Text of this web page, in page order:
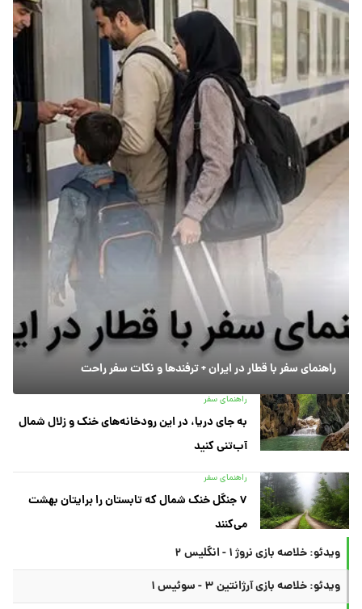
راهنمای سفر با قطار در ایران + ترفندها و نکات سفر راحت
راهنمای سفر
به جای دریا، در این رودخانه‌های خنک و زلال شمال
آب‌تنی کنید
راهنمای سفر
۷ جنگل خنک شمال که تابستان را برایتان بهشت
می‌کنند
ویدئو: خلاصه بازی نروژ ۱ - انگلیس ۲
ویدئو: خلاصه بازی آرژانتین ۳ - سوئیس ۱